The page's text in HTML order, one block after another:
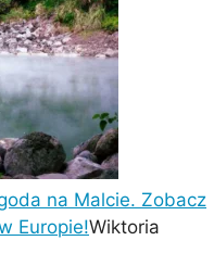
na Malcie. Zobacz
Europie!Wiktoria